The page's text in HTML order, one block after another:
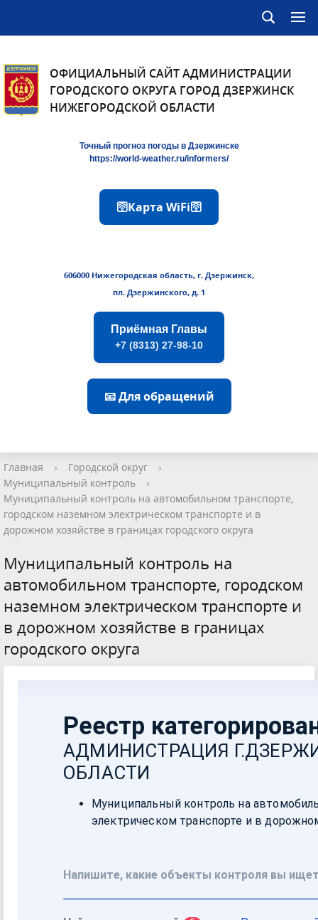
ОФИЦИАЛЬНЫЙ САЙТ АДМИНИСТРАЦИИ
ГОРОДСКОГО ОКРУГА ГОРОД ДЗЕРЖИНСК
НИЖЕГОРОДСКОЙ ОБЛАСТИ
Точный прогноз погоды в Дзержинске
https://world-weather.ru/informers/
🛜Карта WiFi🛜
606000 Нижегородская область, г. Дзержинск,
пл. Дзержинского, д. 1
Приёмная Главы
+7 (8313) 27-98-10
📧 Для обращений
Главная › Городской округ
›
Муниципальный контроль
›
Муниципальный контроль на автомобильном транспорте,
городском наземном электрическом транспорте и в
дорожном хозяйстве в границах городского округа
Муниципальный контроль на
автомобильном транспорте, городском
наземном электрическом транспорте и
в дорожном хозяйстве в границах
городского округа